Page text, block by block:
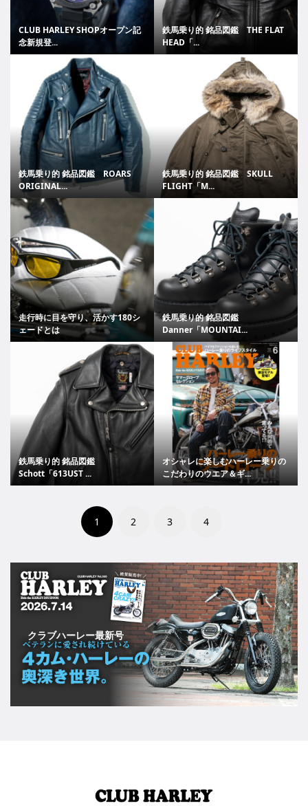
CLUB HARLEY SHOPオープン記
念新規登...
鉄馬乗り的 銘品図鑑 THE FLAT
HEAD「...
鉄馬乗り的 銘品図鑑 ROARS
ORIGINAL...
鉄馬乗り的 銘品図鑑 SKULL
FLIGHT「M...
走行時に目を守り、活かす180シ
ェードとは
鉄馬乗り的 銘品図鑑
Danner「MOUNTAI...
鉄馬乗り的 銘品図鑑
Schott「613UST ...
オシャレに楽しむハーレー乗りの
こだわりのウエア＆ギ...
1 2 3 4
クラブハーレー最新号